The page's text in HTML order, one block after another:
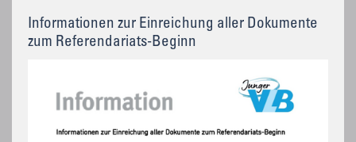
Informationen zur Einreichung aller Dokumente
zum Referendariats-Beginn